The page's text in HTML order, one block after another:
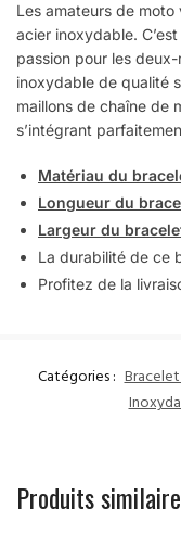
Les amateurs de
acier inoxydable.
passion pour les
inoxydable de qualité
maillons de chaîne de
s’intégrant
Matériau du
Longueur du
Largeur du
La durabilité de ce
Profitez de la
Catégories :
Produits